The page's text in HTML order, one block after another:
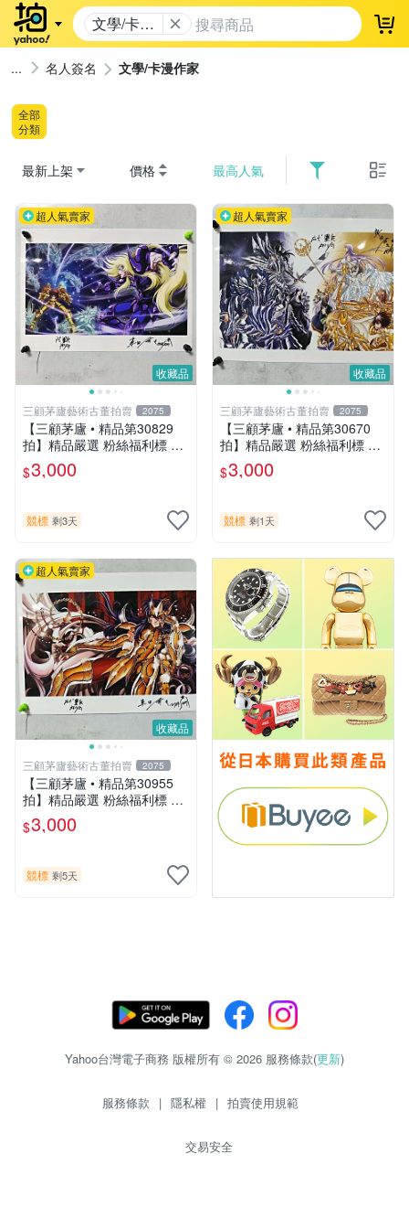
文學/卡漫
作家
登
名人簽名 文學/卡漫作家
全部
分類
最新上架 價格 最高人氣
收藏品
超人氣賣家
三顧茅廬藝術古董拍賣 2075
【三顧茅廬 • 精品第30829
拍】精品嚴選 粉絲福利標 日
本動漫大師 車田正美簽名照
片《聖鬥士星矢》！ 特惠起
$3,000
競標 剩3天
收藏品
超人氣賣家
三顧茅廬藝術古董拍賣 2075
【三顧茅廬 • 精品第30670
拍】精品嚴選 粉絲福利標 日
本動漫大師 車田正美簽名照
片《聖鬥士星矢》！ 特惠起
$3,000
競標 剩1天
收藏品
超人氣賣家
三顧茅廬藝術古董拍賣 2075
【三顧茅廬 • 精品第30955
拍】精品嚴選 粉絲福利標 日
本動漫大師 車田正美簽名照
片《聖鬥士星矢》！ 特惠起
$3,000
競標 剩5天
Yahoo台灣電子商務 版權所有 © 2026 服務條款(更新)
服務條款 | 隱私權 | 拍賣使用規範
交易安全